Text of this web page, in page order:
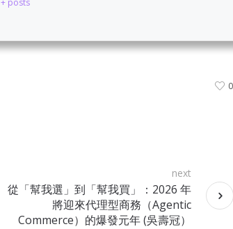
+ posts
從「幫我選」到「幫我買」：2026 年
將迎來代理型商務（Agentic
Commerce）的爆發元年 (吳壽冠）
next